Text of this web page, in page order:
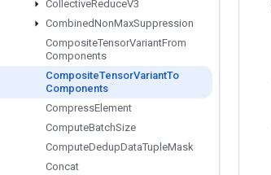
CollectiveReduceV3
CombinedNonMaxSuppression
CompositeTensorVariantFrom
Components
CompositeTensorVariantTo
Components
CompressElement
ComputeBatchSize
ComputeDedupDataTupleMask
Concat